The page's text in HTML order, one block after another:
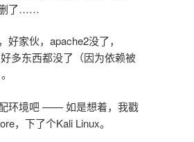
删了……
好家伙，apache2没了，
多东西都没了（因为依赖被
环境吧 —— 如是想着，我戳
，下了个Kali Linux。